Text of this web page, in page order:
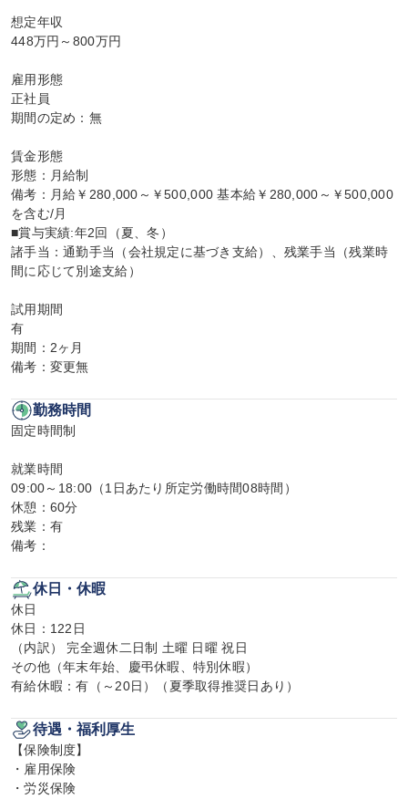
想定年収
448万円～800万円
雇用形態
正社員
期間の定め：無
賃金形態
形態：月給制
備考：月給￥280,000～￥500,000 基本給￥280,000～￥500,000
を含む/月
■賞与実績:年2回（夏、冬）
諸手当：通勤手当（会社規定に基づき支給）、残業手当（残業時
間に応じて別途支給）
試用期間
有
期間：2ヶ月
備考：変更無
勤務時間
固定時間制
就業時間
09:00～18:00（1日あたり所定労働時間08時間）
休憩：60分
残業：有
備考：
休日・休暇
休日
休日：122日
（内訳） 完全週休二日制 土曜 日曜 祝日
その他（年末年始、慶弔休暇、特別休暇）
有給休暇：有（～20日）（夏季取得推奨日あり）
待遇・福利厚生
【保険制度】
・雇用保険
・労災保険